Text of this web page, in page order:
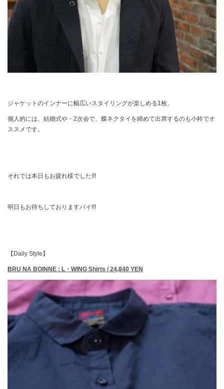
ジャケットのインナーに幅広いスタイリングが楽しめる1枚。
個人的には、結婚式や・2次会で、蝶ネクタイを締めて出席するのも小粋でオ
ススメです。
それでは本日もお疲れ様でした!!!
明日もお待ちしておりますバイ!!!
【Daily Style】
BRU NA BOINNE : L・WING Shirts / 24,840 YEN